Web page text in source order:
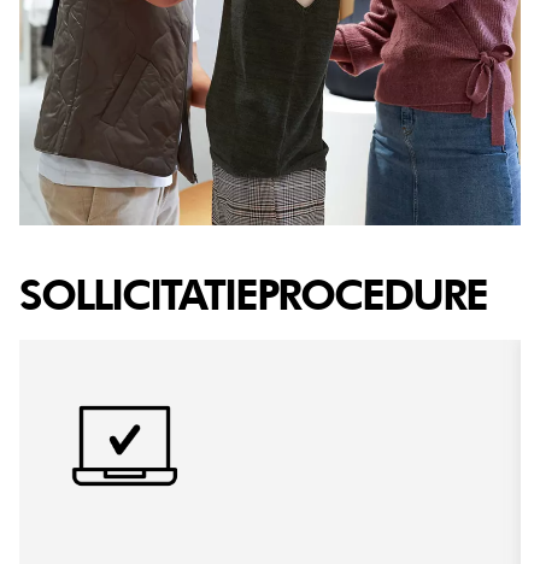
SOLLICITATIEPROCEDURE